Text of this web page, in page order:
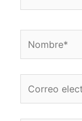
electrónico*